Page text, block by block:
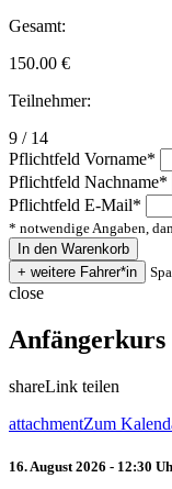
Gesamt:
150.00 €
Teilnehmer:
9 / 14
Pflichtfeld Vorname*
Pflichtfeld Nachname*
Pflichtfeld E-Mail*
* notwendige Angaben,
close
Anfängerkurs
shareLink teilen
attachmentZum
16. August 2026 - 12:30